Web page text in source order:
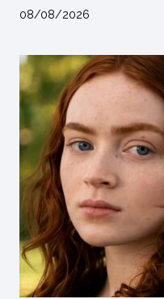
08/08/2026